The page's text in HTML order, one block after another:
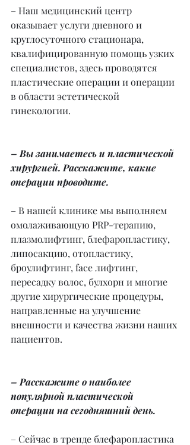
– Наш медицинский центр
оказывает услуги дневного и
круглосуточного стационара,
квалифицированную помощь узких
специалистов, здесь проводятся
пластические операции и операции
в области эстетической
гинекологии.
– Вы занимаетесь и пластической
хирургией. Расскажите, какие
операции проводите.
– В нашей клинике мы выполняем
омолаживающую PRP-терапию,
плазмолифтинг, блефаропластику,
липосакцию, отопластику,
броулифтинг, face лифтинг,
пересадку волос, булхорн и многие
другие хирургические процедуры,
направленные на улучшение
внешности и качества жизни наших
пациентов.
– Расскажите о наиболее
популярной пластической
операции на сегодняшний день.
– Сейчас в тренде блефаропластика